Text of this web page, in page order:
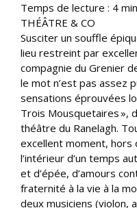
Temps de lecture : 4 min
THÉÂTRE & CO
Susciter un souffle
lieu restreint par
compagnie du Grenier
le mot n’est pas assez
sensations éprouvées
Trois Mousquetaires »,
théâtre du Ranelagh.
excellent moment,
l’intérieur d’un temps
et d’épée, d’amours
fraternité à la vie à la
deux musiciens (violon,